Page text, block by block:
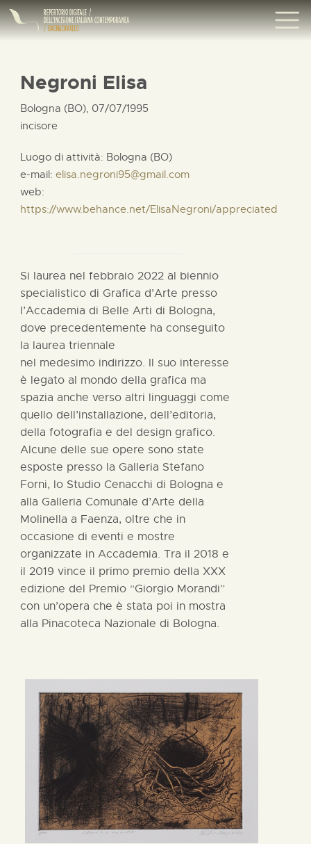
Negroni Elisa
Bologna (BO), 07/07/1995
incisore
Luogo di attività: Bologna (BO)
e-mail: elisa.negroni95@gmail.com
web:
https://www.behance.net/ElisaNegroni/appreciated
Si laurea nel febbraio 2022 al biennio
specialistico di Grafica d’Arte presso
l’Accademia di Belle Arti di Bologna,
dove precedentemente ha conseguito
la laurea triennale
nel medesimo indirizzo. Il suo interesse
è legato al mondo della grafica ma
spazia anche verso altri linguaggi come
quello dell’installazione, dell’editoria,
della fotografia e del design grafico.
Alcune delle sue opere sono state
esposte presso la Galleria Stefano
Forni, lo Studio Cenacchi di Bologna e
alla Galleria Comunale d’Arte della
Molinella a Faenza, oltre che in
occasione di eventi e mostre
organizzate in Accademia. Tra il 2018 e
il 2019 vince il primo premio della XXX
edizione del Premio “Giorgio Morandi”
con un’opera che è stata poi in mostra
alla Pinacoteca Nazionale di Bologna.